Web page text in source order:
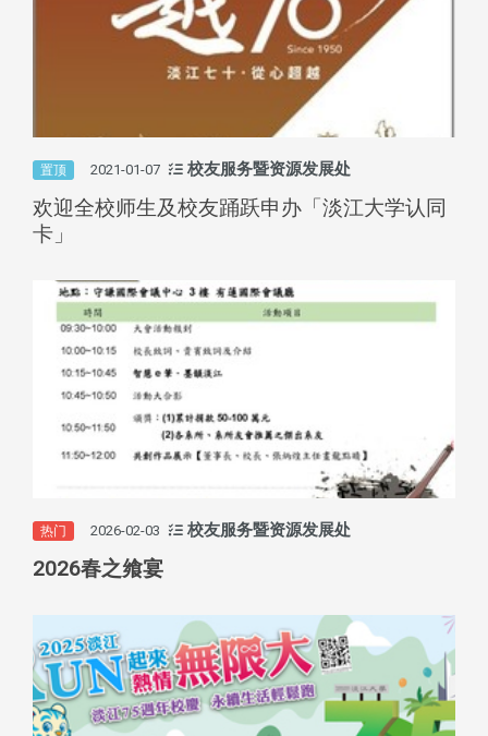
置顶 2021-01-07 校友服务暨资源发展处
欢迎全校师生及校友踊跃申办「淡江大学认同
卡」
热门 2026-02-03 校友服务暨资源发展处
2026春之飨宴